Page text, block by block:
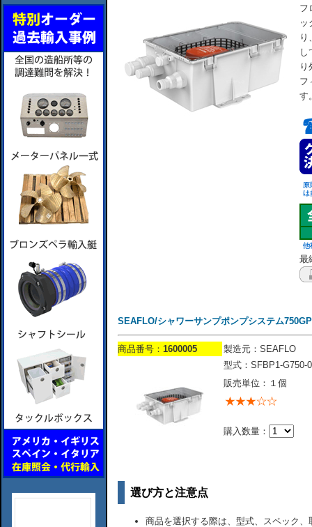
フ
ッ
り
し
り
フ
す
最
SEAFLO/シャワーサンプポンプシステム
商品番号： 1600005
製造元：SEAFLO
型式：SFBP1-G750-
販売単位：１個
購入数量：
選び方と注意点
商品を選択する際は、型式、スペック